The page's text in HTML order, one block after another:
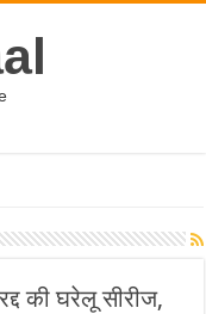
की घरेलू सीरीज,